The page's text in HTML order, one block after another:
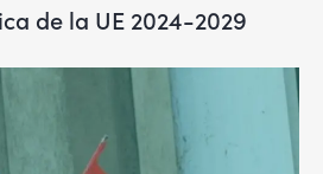
de la UE 2024-2029